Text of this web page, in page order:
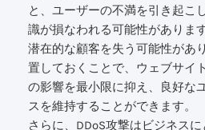
と、ユーザーの不満を引き起こ
識が損なわれる可能性がありま
潜在的な顧客を失う可能性があ
置しておくことで、ウェブサイ
の影響を最小限に抑え、良好な
スを維持することができます。
さらに、DDoS攻撃はビジネス